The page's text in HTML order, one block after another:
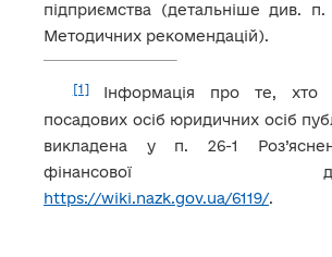
підприємства (детальніше див.
Методичних рекомендацій).
[1]Інформація про те, хто
посадових осіб юридичних осіб
викладена у п. 26-1
фінансової
https://wiki.nazk.gov.ua/6119/.